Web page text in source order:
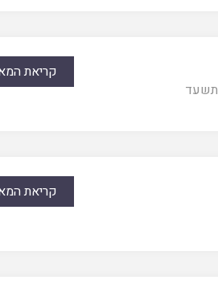
תשעד
קריאת
קריאת